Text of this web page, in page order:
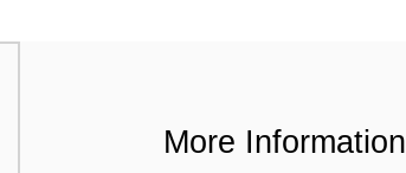
More Information